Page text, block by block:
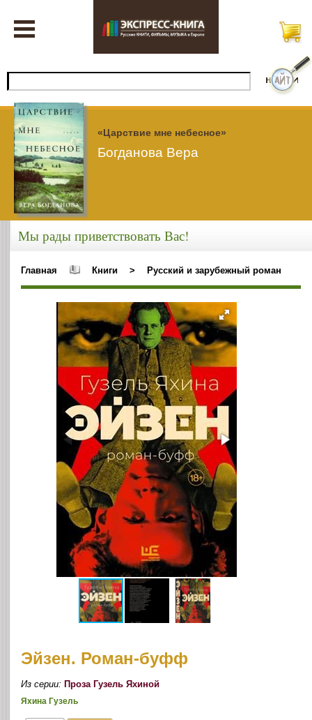
«Царствие мне небесное»
Богданова Вера
Мы рады приветствовать Вас!
Главная Книги > Русский и зарубежный роман
Эйзен. Роман-буфф
Из серии:Проза Гузель Яхиной
Яхина Гузель